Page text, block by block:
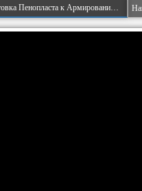
Утепление Дома. Подготовка Пенопласта к Армированию Сеткой. Крепление Пенопласта Дюбелями.